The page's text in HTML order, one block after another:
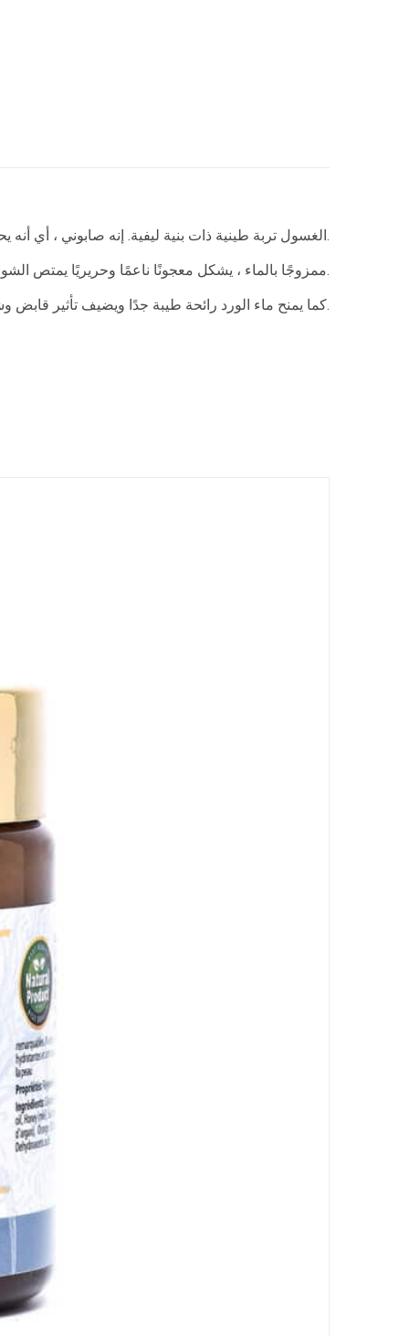
الغسول تربة طينية ذات بنية ليفية. إنه صابوني ، أي أنه يحتوي على كمية كبيرة من الصابونين الرغوي الطبيعي.
ممزوجًا بالماء ، يشكل معجونًا ناعمًا وحريريًا يمتص الشوائب والذهون دون الإضرار بالطبقة الذهنية الواقية للجلد أو الغمد الواقي للشعر.
كما يمنح ماء الورد رائحة طيبة جدًا ويضيف تأثير قابض وشد.